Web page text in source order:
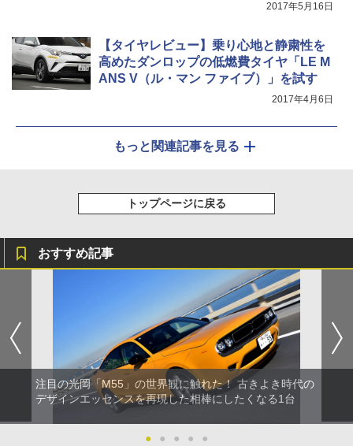
2017年5月16日
【タイヤレビュー】乗り心地と静粛性を
高めたダンロップの低燃費タイヤ「LE M
ANS V（ル・マン ファイブ）」を試す
2017年4月6日
もっと関連記事を見る
トップページに戻る
おすすめ記事
注目の光岡「M55」の世界観に触れた！ 古きよき時代の
デザインエッセンスを再現した相棒にしたくなる1台
● ● ● ● ●